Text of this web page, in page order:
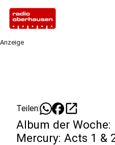
Anzeige
Teilen: open_in_new
Album der
Mercury: Acts 1 &